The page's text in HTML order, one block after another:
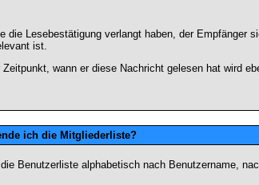
Lesebestätigung verlangt haben, der Empfänger
ist.
wann er diese Nachricht gelesen hat wird
ich die Mitgliederliste?
Benutzerliste alphabetisch nach Benutzername,